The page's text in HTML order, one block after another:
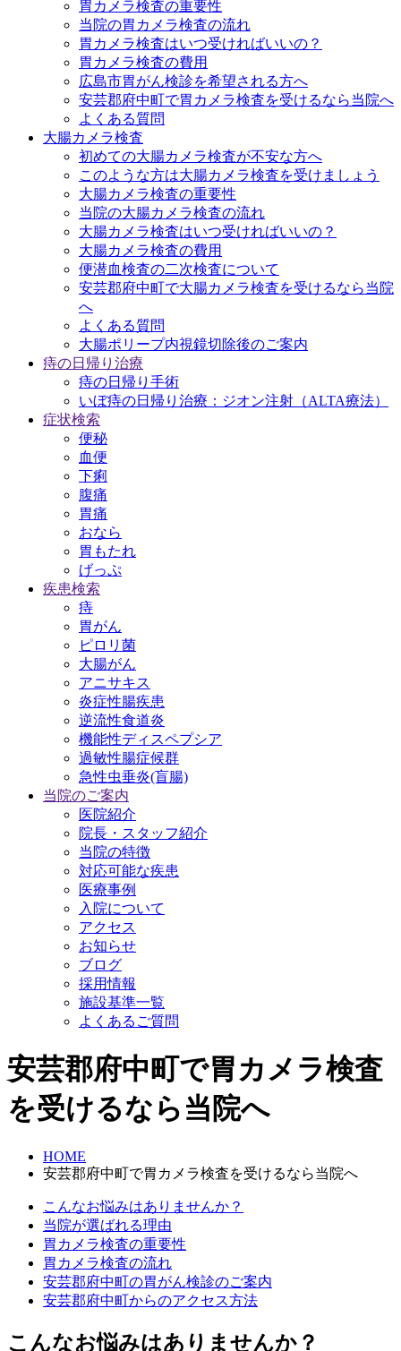
胃カメラ検査の重要性
当院の胃カメラ検査の流れ
胃カメラ検査はいつ受ければいいの？
胃カメラ検査の費用
広島市胃がん検診を希望される方へ
安芸郡府中町で胃カメラ検査を受けるなら当院へ
よくある質問
大腸カメラ検査
初めての大腸カメラ検査が不安な方へ
このような方は大腸カメラ検査を受けましょう
大腸カメラ検査の重要性
当院の大腸カメラ検査の流れ
大腸カメラ検査はいつ受ければいいの？
大腸カメラ検査の費用
便潜血検査の二次検査について
安芸郡府中町で大腸カメラ検査を受けるなら当院
へ
よくある質問
大腸ポリープ内視鏡切除後のご案内
痔の日帰り治療
痔の日帰り手術
いぼ痔の日帰り治療：ジオン注射（ALTA療法）
症状検索
便秘
血便
下痢
腹痛
胃痛
おなら
胃もたれ
げっぷ
疾患検索
痔
胃がん
ピロリ菌
大腸がん
アニサキス
炎症性腸疾患
逆流性食道炎
機能性ディスペプシア
過敏性腸症候群
急性虫垂炎(盲腸)
当院のご案内
医院紹介
院長・スタッフ紹介
当院の特徴
対応可能な疾患
医療事例
入院について
アクセス
お知らせ
ブログ
採用情報
施設基準一覧
よくあるご質問
安芸郡府中町で胃カメラ検査
を受けるなら当院へ
HOME
安芸郡府中町で胃カメラ検査を受けるなら当院へ
こんなお悩みはありませんか？
当院が選ばれる理由
胃カメラ検査の重要性
胃カメラ検査の流れ
安芸郡府中町の胃がん検診のご案内
安芸郡府中町からのアクセス方法
こんなお悩みはありませんか？